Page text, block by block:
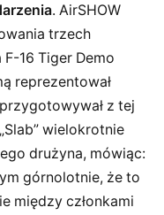
. AirSHOW
trzech
16 Tiger Demo
reprezentował
z tej
wielokrotnie
drużyna, mówiąc:
górnolotnie, że to
między członkami